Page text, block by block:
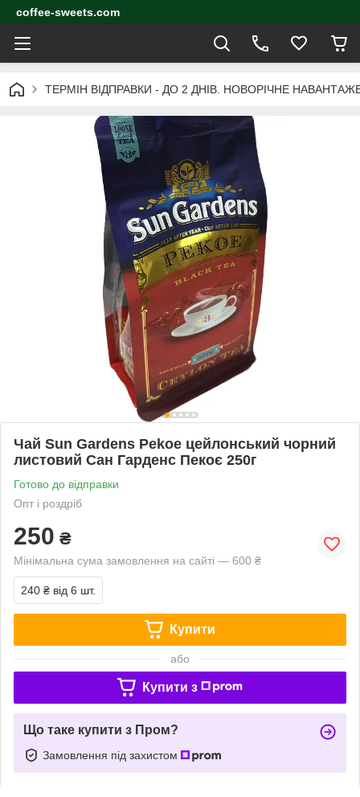
coffee-sweets.com
ТЕРМІН ВІДПРАВКИ - ДО 2 ДНІВ. НОВОРІЧНЕ
Чай Sun Gardens Pekoe цейлонський чорний
листовий Сан Гарденс Пекоє 250г
Готово до відправки
Опт і роздріб
250 ₴
Мінімальна сума замовлення на сайті — 600 ₴
240 ₴ від 6 шт.
Купити
або
Купити з
Що таке купити з Пром?
Замовлення під захистом